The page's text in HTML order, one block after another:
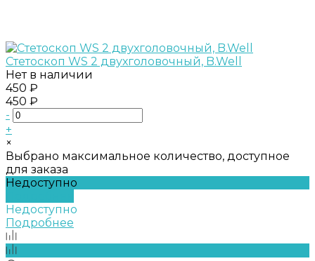
Стетоскоп WS 2 двухголовочный, B.Well
Нет в наличии
450 ₽
450 ₽
-
+
×
Выбрано максимальное количество, доступное
для заказа
Недоступно
Недоступно
Подробнее